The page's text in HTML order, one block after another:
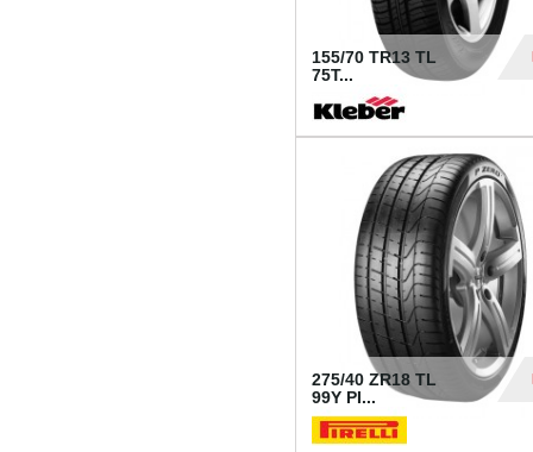
155/70 TR13 TL
75T...
275/40 ZR18 TL
99Y PI...